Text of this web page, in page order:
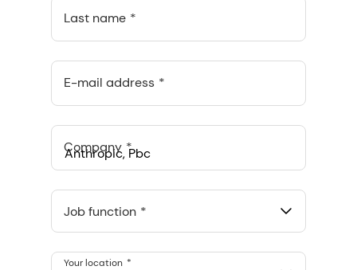
Last name
E-mail address
Company
548 Market St Pmb 90375, San Francisco, California, US
Job function
Your location